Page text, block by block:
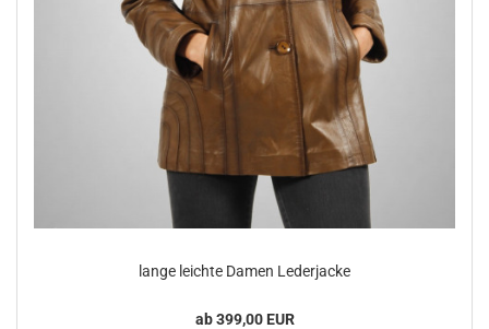
lange leich­te Damen Le­der­ja­cke
ab 399,00 EUR